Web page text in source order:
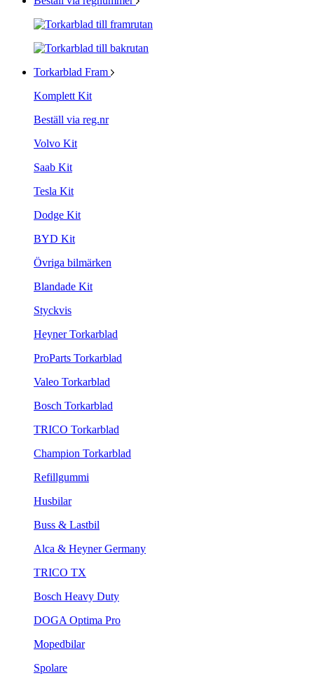
Torkarblad Fram
Komplett Kit
Beställ via reg.nr
Volvo Kit
Saab Kit
Tesla Kit
Dodge Kit
BYD Kit
Övriga bilmärken
Blandade Kit
Styckvis
Heyner Torkarblad
ProParts Torkarblad
Valeo Torkarblad
Bosch Torkarblad
TRICO Torkarblad
Champion Torkarblad
Refillgummi
Husbilar
Buss & Lastbil
Alca & Heyner Germany
TRICO TX
Bosch Heavy Duty
DOGA Optima Pro
Mopedbilar
Spolare